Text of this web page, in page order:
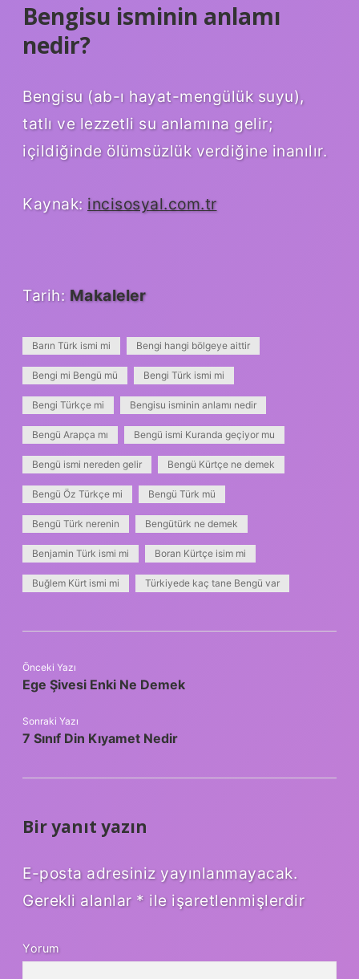
Bengisu isminin anlamı
nedir?
Bengisu (ab-ı hayat-mengülük suyu),
tatlı ve lezzetli su anlamına gelir;
içildiğinde ölümsüzlük verdiğine inanılır.
Kaynak: incisosyal.com.tr
Tarih: Makaleler
Barın Türk ismi mi Bengi hangi bölgeye aittir
Bengi mi Bengü mü Bengi Türk ismi mi
Bengi Türkçe mi Bengisu isminin anlamı nedir
Bengü Arapça mı Bengü ismi Kuranda geçiyor mu
Bengü ismi nereden gelir Bengü Kürtçe ne demek
Bengü Öz Türkçe mi Bengü Türk mü
Bengü Türk nerenin Bengütürk ne demek
Benjamin Türk ismi mi Boran Kürtçe isim mi
Buğlem Kürt ismi mi Türkiyede kaç tane Bengü var
Önceki Yazı
Ege Şivesi Enki Ne Demek
Sonraki Yazı
7 Sınıf Din Kıyamet Nedir
Bir yanıt yazın
E-posta adresiniz yayınlanmayacak.
Gerekli alanlar * ile işaretlenmişlerdir
Yorum